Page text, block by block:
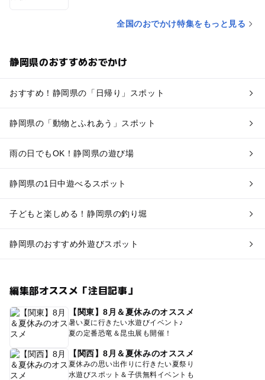
全国のおでかけ特集をもっと見る
静岡県のおすすめおでかけ
おすすめ！静岡県の「日帰り」スポット
静岡県の「動物とふれあう」スポット
雨の日でもOK！静岡県の遊び場
静岡県の1日中遊べるスポット
子どもと楽しめる！静岡県の釣り堀
静岡県のおすすめ外遊びスポット
編集部オススメ「注目記事」
【関東】8月＆夏休みのオススメ
暑い夏に行きたい水遊びイベント♪
夏の定番恐竜＆昆虫展も開催！
【関西】8月＆夏休みのオススメ
夏休みの思い出作りに行きたい夏祭り
水遊びスポット＆子供無料イベントも